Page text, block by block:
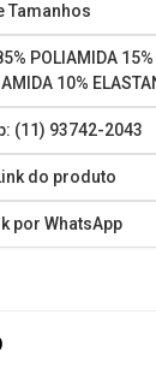
Tamanhos
POLIAMIDA
10%
(11) 93742-2043
do produto
por WhatsApp